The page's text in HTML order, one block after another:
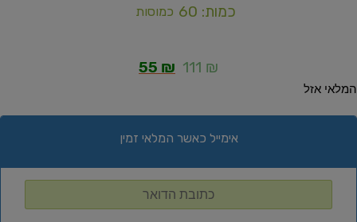
כמות: 60 כמוסות
111 ₪
55 ₪
המלאי אזל
אימייל כאשר המלאי זמין